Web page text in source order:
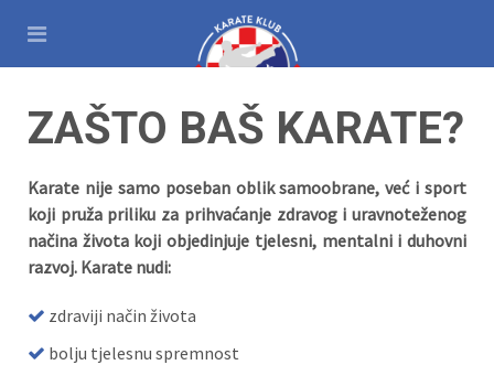
ZAŠTO BAŠ KARATE?
Karate nije samo poseban oblik samoobrane, već i sport
koji pruža priliku za prihvaćanje zdravog i uravnoteženog
načina života koji objedinjuje tjelesni, mentalni i duhovni
razvoj. Karate nudi:
zdraviji način života
bolju tjelesnu spremnost